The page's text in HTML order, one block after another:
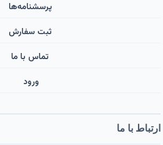
پرسشنامه‌ها
ثبت سفارش
تماس با ما
ورود ‌
ارتباط با ما